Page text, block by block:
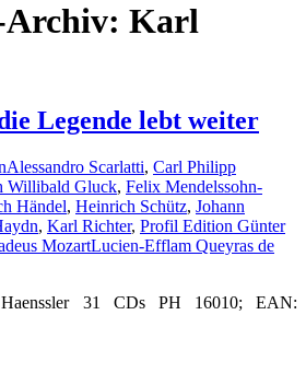
Archiv: Karl
Legende lebt weiter
Alessandro Scarlatti, Carl Philipp
Willibald Gluck, Felix Mendelssohn-
Händel, Heinrich Schütz, Johann
, Karl Richter, Profil Edition Günter
MozartLucien-Efflam Queyras de
31 CDs PH 16010; EAN: